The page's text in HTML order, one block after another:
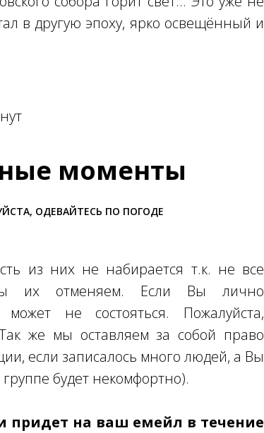
в другую эпоху, ярко освещённый и
моменты
ОДЕВАЙТЕСЬ ПО ПОГОДЕ
из них не набирается т.к. не все
мы их отменяем. Если Вы лично
не состояться. Пожалуйста,
же мы оставляем за собой право
если записалось много людей, а Вы
будет некомфортно).
придет на ваш емейл в течение